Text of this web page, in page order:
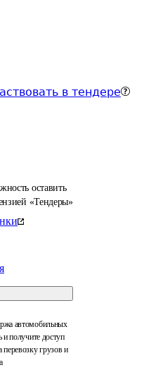
в тендере
оставить
«Тендеры»
автомобильных
и получите доступ
перевозку грузов и